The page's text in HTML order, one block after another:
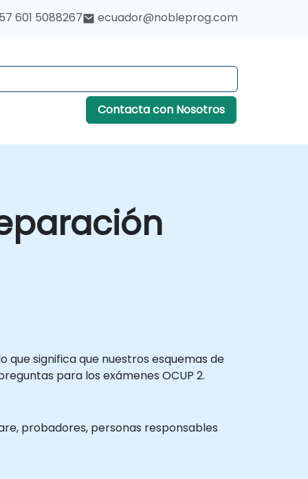
601 5088267 ecuador@nobleprog.com
Contacta con Nosotros
que significa que nuestros esquemas de
para los exámenes OCUP 2.
probadores, personas responsables